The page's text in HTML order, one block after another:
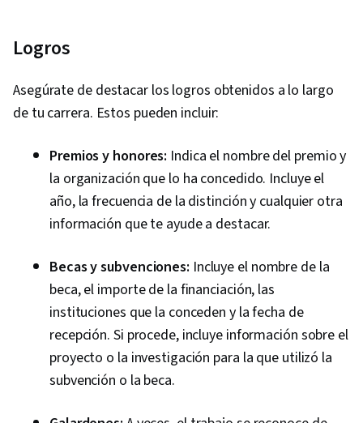
Logros
Asegúrate de destacar los logros obtenidos a lo largo
de tu carrera. Estos pueden incluir:
Premios y honores: Indica el nombre del premio y
la organización que lo ha concedido. Incluye el
año, la frecuencia de la distinción y cualquier otra
información que te ayude a destacar.
Becas y subvenciones: Incluye el nombre de la
beca, el importe de la financiación, las
instituciones que la conceden y la fecha de
recepción. Si procede, incluye información sobre el
proyecto o la investigación para la que utilizó la
subvención o la beca.